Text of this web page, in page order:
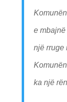
e mbajnë
një rruge
ka një